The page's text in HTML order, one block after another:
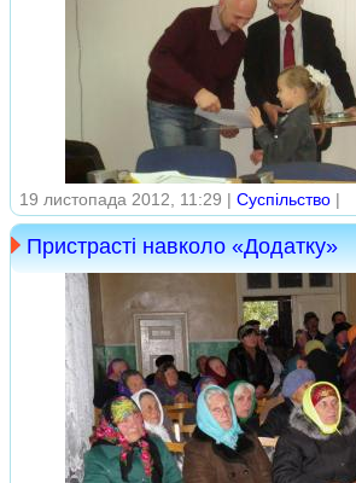
19 листопада 2012, 11:29 | Суспільство |
Пристрасті навколо «Додатку»